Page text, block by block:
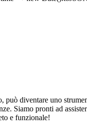
può diventare uno
Siamo pronti ad
e funzionale!